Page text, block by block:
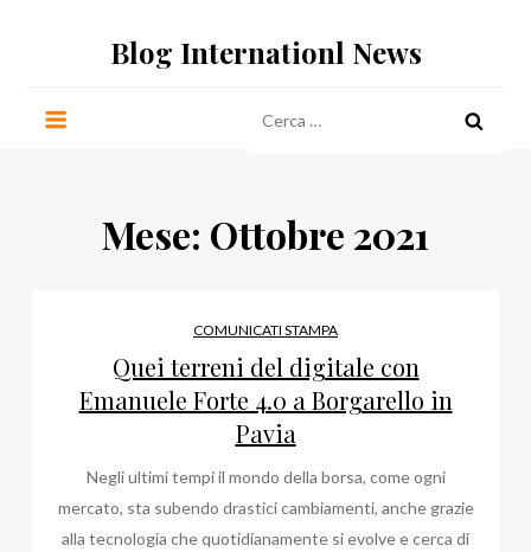
Blog Internationl News
per:
Mese: Ottobre 2021
COMUNICATI STAMPA
Quei terreni del digitale con
Emanuele Forte 4.0 a Borgarello in
Pavia
Negli ultimi tempi il mondo della borsa, come ogni
mercato, sta subendo drastici cambiamenti, anche grazie
alla tecnologia che quotidianamente si evolve e cerca di